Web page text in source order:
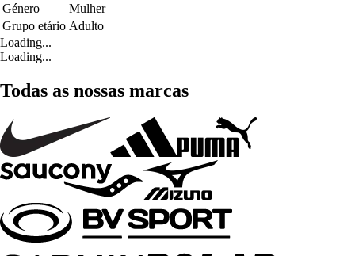
Género
Mulher
Grupo etário Adulto
Loading...
Loading...
Todas as nossas marcas